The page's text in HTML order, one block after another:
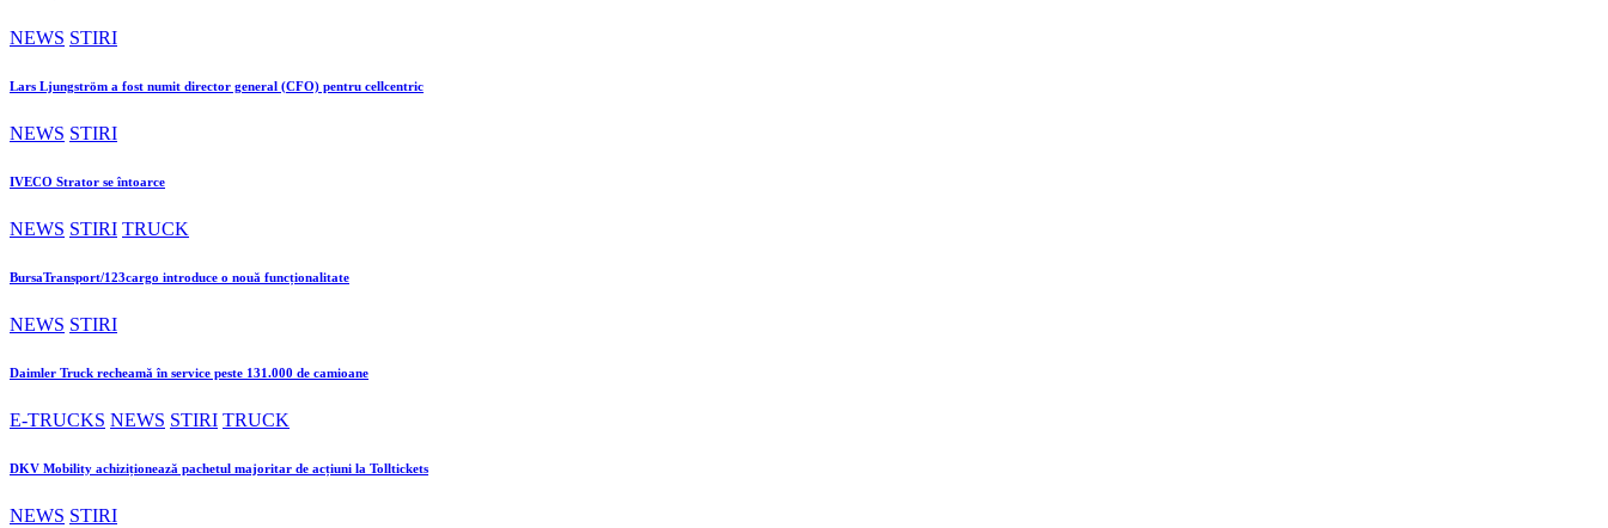
NEWS STIRI
Lars Ljungström a fost numit director general (CFO) pentru cellcentric
NEWS STIRI
IVECO Strator se întoarce
NEWS STIRI TRUCK
BursaTransport/123cargo introduce o nouă funcționalitate
NEWS STIRI
Daimler Truck recheamă în service peste 131.000 de camioane
E-TRUCKS NEWS STIRI TRUCK
DKV Mobility achiziționează pachetul majoritar de acțiuni la Tolltickets
NEWS STIRI